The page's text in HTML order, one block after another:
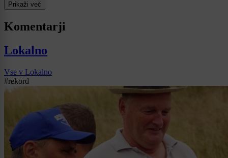
Prikaži več
Komentarji
Lokalno
Vse v Lokalno
#rekord